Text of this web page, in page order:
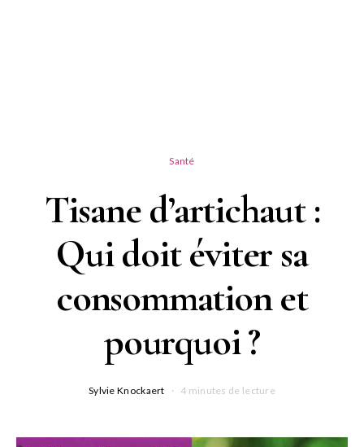
Santé
Tisane d’artichaut :
Qui doit éviter sa
consommation et
pourquoi ?
Sylvie Knockaert 4 minutes de lecture